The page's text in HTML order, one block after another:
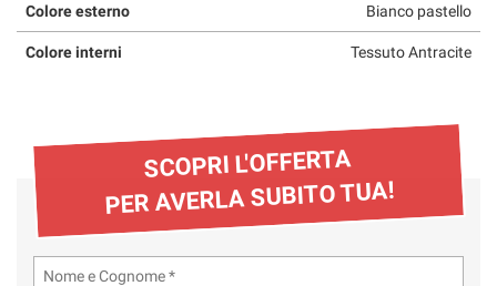
Colore esterno Bianco pastello
Colore interni Tessuto Antracite
SCOPRI L'OFFERTA
PER AVERLA SUBITO TUA!
rimanda
alla
cookie
e
modificare
le
tue
scelte
in
qualsiasi